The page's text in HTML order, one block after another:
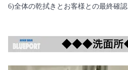
6)全体の乾拭きとお客様との最終確認